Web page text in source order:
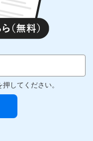
してください。